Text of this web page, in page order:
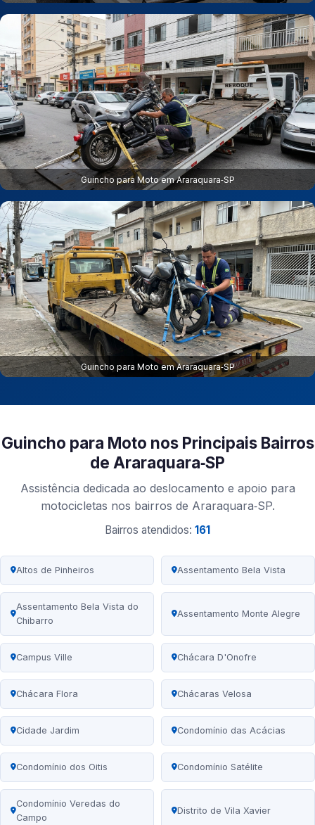
Guincho para Moto em Araraquara‑SP
Guincho para Moto em Araraquara‑SP
Guincho para Moto nos Principais Bairros
de Araraquara‑SP
Assistência dedicada ao deslocamento e apoio para
motocicletas nos bairros de Araraquara‑SP.
Bairros atendidos: 161
Altos de Pinheiros Assentamento Bela Vista
Assentamento Bela Vista do
Chibarro
Assentamento Monte Alegre
Campus Ville Chácara D'Onofre
Chácara Flora Chácaras Velosa
Cidade Jardim Condomínio das Acácias
Condomínio dos Oitis Condomínio Satélite
Condomínio Veredas do
Campo
Distrito de Vila Xavier